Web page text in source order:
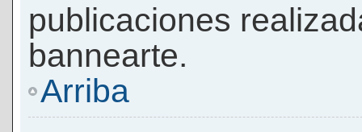
publicaciones
bannearte.
Arriba